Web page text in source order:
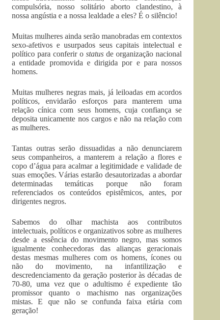
compulsória, nosso solitário aborto clandestino, à
nossa angústia e a nossa lealdade a eles? É o silêncio!
Muitas mulheres ainda serão manobradas em contextos
sexo-afetivos e usurpados seus capitais intelectual e
político para conferir ostatus de organização nacional
a entidade promovida e dirigida por e para nossos
homens.
Muitas mulheres negras mais, já leiloadas em acordos
políticos, envidarão esforços para manterem uma
relação cínica com seus homens, cuja confiança se
deposita unicamente nos cargos e não na relação com
as mulheres.
Tantas outras serão dissuadidas a não denunciarem
seus companheiros, a manterem a relação a flores e
copo d’água para acalmar a legitimidade e validade de
suas emoções. Várias estarão desautorizadas a abordar
determinadas temáticas porque não foram
referenciados os conteúdos epistêmicos, antes, por
dirigentes negros.
Sabemos do olhar machista aos contributos
intelectuais, políticos e organizativos sobre as mulheres
desde a essência do movimento negro, mas somos
igualmente conhecedoras das alianças geracionais
destas mesmas mulheres com os homens, ícones ou
não do movimento, na infantilização e
descredenciamento da geração posterior às décadas de
70-80, uma vez que o adultismo é expediente tão
promissor quanto o machismo nas organizações
mistas. E que não se confunda faixa etária com
geração!